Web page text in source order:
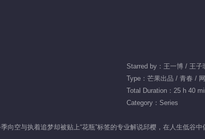
Starred by：王一博 / 王
Type：芒果出品 / 青春 /
Total Duration：25 h 40
Category：Series
向空与执着追梦却被贴上“花瓶”标签的专业解说邱樱，在人生低谷